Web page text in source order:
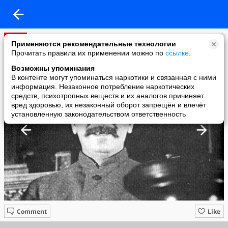
Применяются рекомендательные технологии
Прочитать правила их применении можно по ссылке
Возможны упоминания
В контенте могут упоминаться наркотики и связанная с ними
информация. Незаконное потребление наркотических
средств, психотропных веществ и их аналогов причиняет
вред здоровью, их незаконный оборот запрещён и влечёт
установленную законодательством ответственность
ДОСТУПА НЕТ
added a photo
07 May в 15:19
Like
Comment